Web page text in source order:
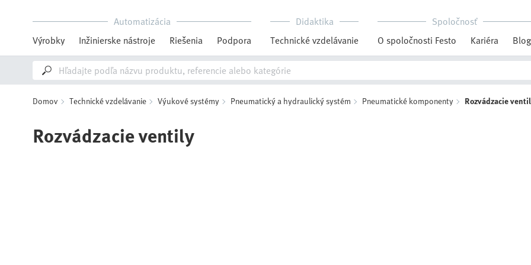
Automatizácia
Výrobky
Inžinierske nástroje Riešenia Podpora
Didaktika
Technické vzdelávanie
Spoločnosť
O spoločnosti Festo
Kariéra Blog
Domov Technické vzdelávanie Výukové systémy Pneumatický a hydraulický systém Pneumatické komponenty Rozvádzacie
Rozvádzacie ventily